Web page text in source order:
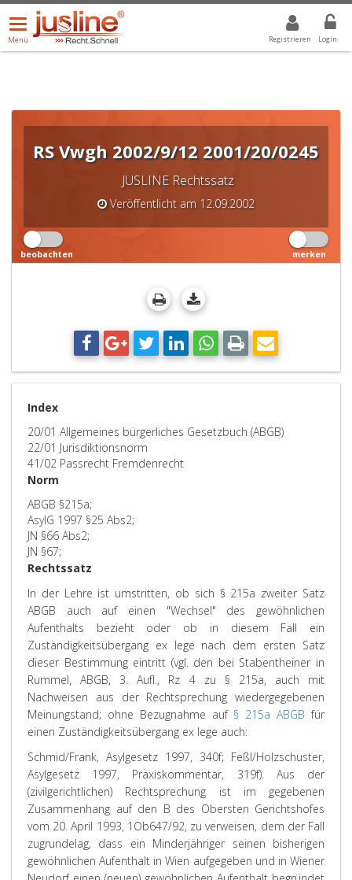
Registrieren Login
Menü
öffnen/schließen
Menü
ALLE DROPDOWN: GEWÄHLTER WERT IST ALLE
RS Vwgh 2002/9/12 2001/20/0245
JUSLINE Rechtssatz
Veröffentlicht am 12.09.2002
beobachten merken
Index
20/01 Allgemeines bürgerliches Gesetzbuch (ABGB)
22/01 Jurisdiktionsnorm
41/02 Passrecht Fremdenrecht
Norm
ABGB §215a;
AsylG 1997 §25 Abs2;
JN §66 Abs2;
JN §67;
Rechtssatz
In der Lehre ist umstritten, ob sich § 215a zweiter Satz
ABGB auch auf einen "Wechsel" des gewöhnlichen
Aufenthalts bezieht oder ob in diesem Fall ein
Zuständigkeitsübergang ex lege nach dem ersten Satz
dieser Bestimmung eintritt (vgl. den bei Stabentheiner in
Rummel, ABGB, 3. Aufl., Rz 4 zu § 215a, auch mit
Nachweisen aus der Rechtsprechung wiedergegebenen
Meinungstand; ohne Bezugnahme auf § 215a ABGB für
einen Zuständigkeitsübergang ex lege auch:
Schmid/Frank, Asylgesetz 1997, 340f; Feßl/Holzschuster,
Asylgesetz 1997, Praxiskommentar, 319f). Aus der
(zivilgerichtlichen) Rechtsprechung ist im gegebenen
Zusammenhang auf den B des Obersten Gerichtshofes
vom 20. April 1993, 1Ob647/92, zu verweisen, dem der Fall
zugrundelag, dass ein Minderjähriger seinen bisherigen
gewöhnlichen Aufenthalt in Wien aufgegeben und in Wiener